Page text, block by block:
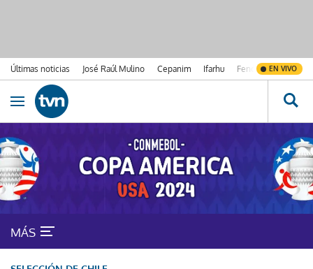
Últimas noticias José Raúl Mulino Cepanim Ifarhu Fenómeno de El
EN VIVO
Ir al contenido
Obrir navegació
MÁS